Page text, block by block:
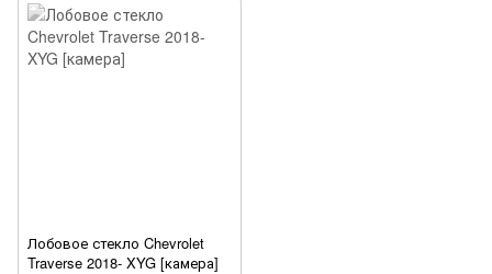
Лобовое стекло Chevrolet
Traverse 2018- XYG [камера]